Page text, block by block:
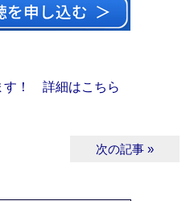
す！ 詳細はこちら
次の記事 »